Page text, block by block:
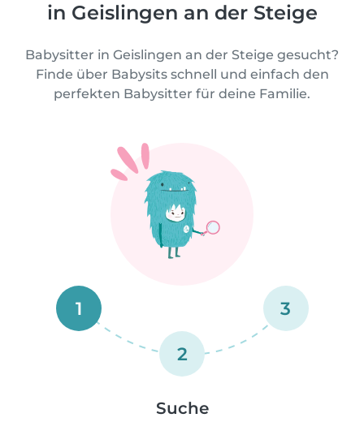
in Geislingen an der Steige
Babysitter in Geislingen an der Steige gesucht?
Finde über Babysits schnell und einfach den
perfekten Babysitter für deine Familie.
1
2
3
Suche